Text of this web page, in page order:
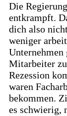
Die
entkrampft.
dich also
weniger
Unternehmen
Mitarbeiter
Rezession
waren
bekommen.
es schwierig,